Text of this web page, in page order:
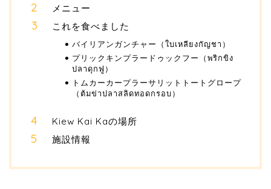
メニュー
これを食べました
バイリアンガンチャー（ใบเหลียงกัญชา）
プリックキンプラードゥックフー（พริกขิง
ปลาดุกฟู）
トムカーカープラーサリットトートグロープ
（ต้มข่าปลาสลิดทอดกรอบ）
Kiew Kai Kaの場所
施設情報